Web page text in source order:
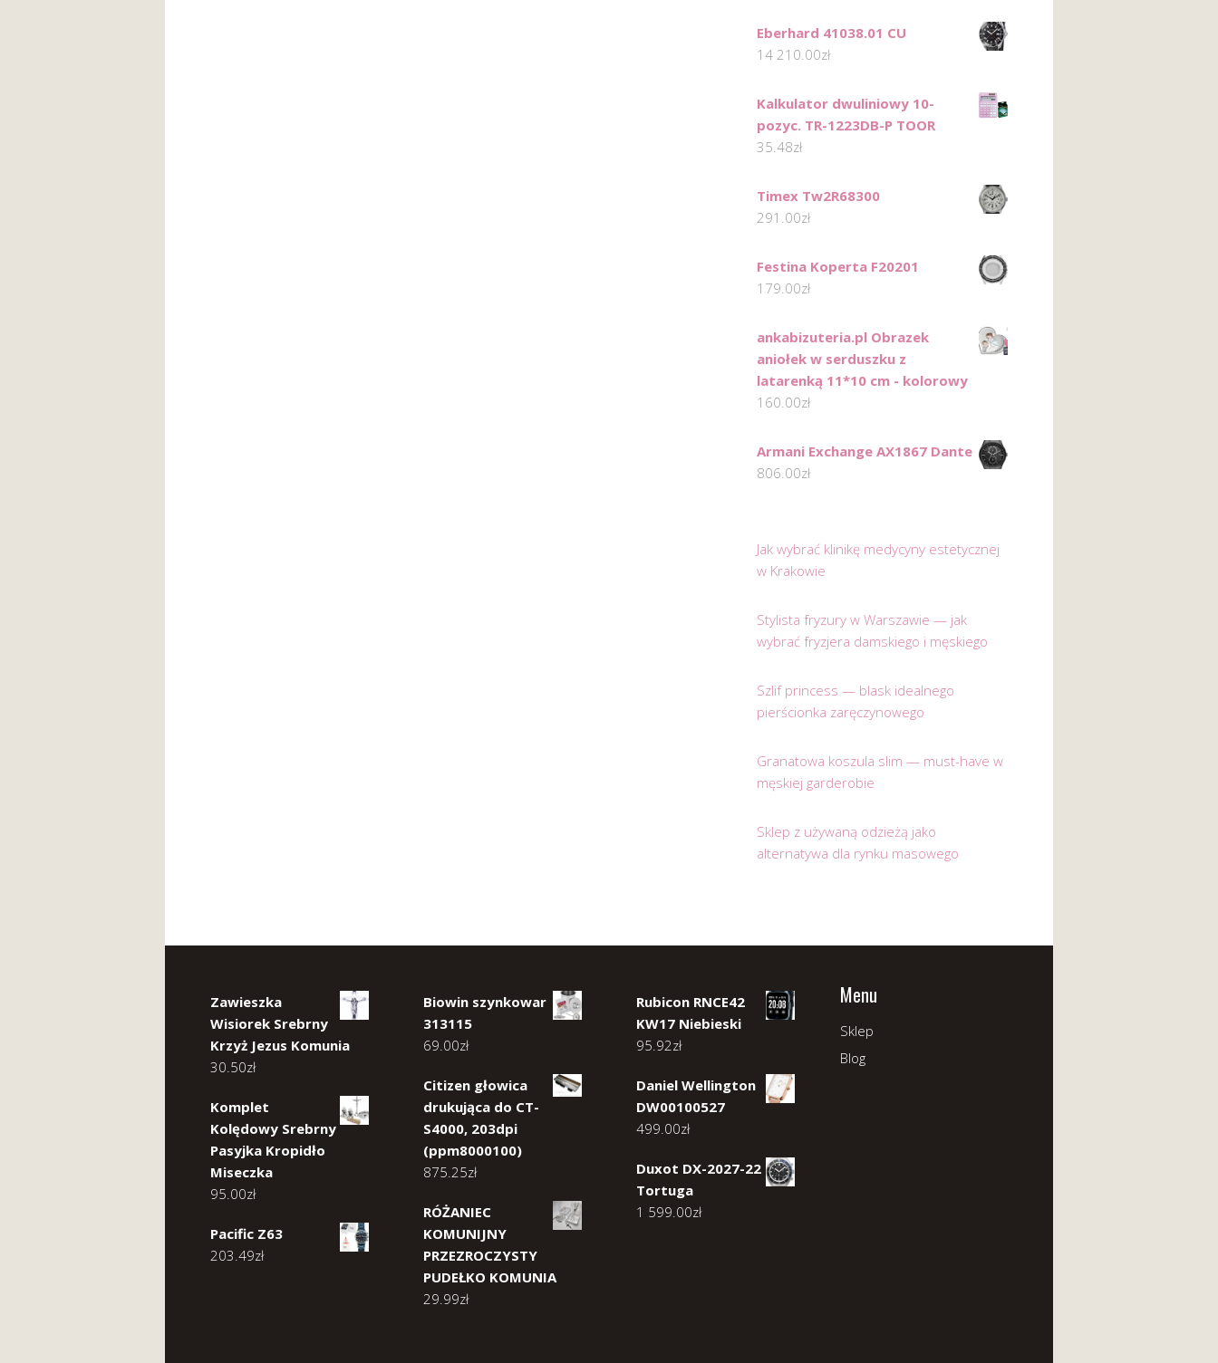
Eberhard 41038.01 CU
14 210.00zł
Kalkulator dwuliniowy 10-
pozyc. TR-1223DB-P TOOR
35.48zł
Timex Tw2R68300
291.00zł
Festina Koperta F20201
179.00zł
ankabizuteria.pl Obrazek
aniołek w serduszku z
latarenką 11*10 cm - kolorowy
160.00zł
Armani Exchange AX1867 Dante
806.00zł
Jak wybrać klinikę medycyny estetycznej
w Krakowie
Stylista fryzury w Warszawie — jak
wybrać fryzjera damskiego i męskiego
Szlif princess — blask idealnego
pierścionka zaręczynowego
Granatowa koszula slim — must-have w
męskiej garderobie
Sklep z używaną odzieżą jako
alternatywa dla rynku masowego
Zawieszka
Wisiorek Srebrny
Krzyż Jezus Komunia
30.50zł
Komplet
Kolędowy Srebrny
Pasyjka Kropidło
Miseczka
95.00zł
Pacific Z63
203.49zł
Biowin szynkowar
313115
69.00zł
Citizen głowica
drukująca do CT-
S4000, 203dpi
(ppm8000100)
875.25zł
RÓŻANIEC
KOMUNIJNY
PRZEZROCZYSTY
PUDEŁKO KOMUNIA
29.99zł
Rubicon RNCE42
KW17 Niebieski
95.92zł
Daniel Wellington
DW00100527
499.00zł
Duxot DX-2027-22
Tortuga
1 599.00zł
Menu
Sklep
Blog